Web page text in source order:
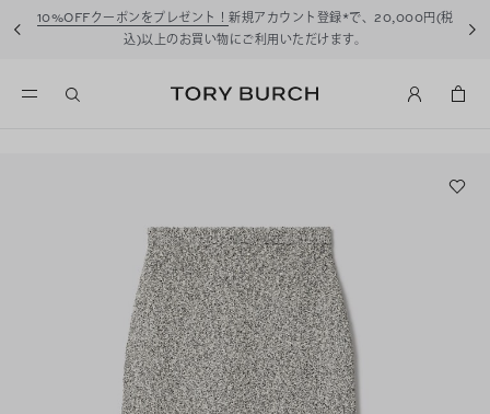
10%OFFクーポンをプレゼント！ 新規アカウント登録*で、20,000円(税
込)以上のお買い物にご利用いただけます。